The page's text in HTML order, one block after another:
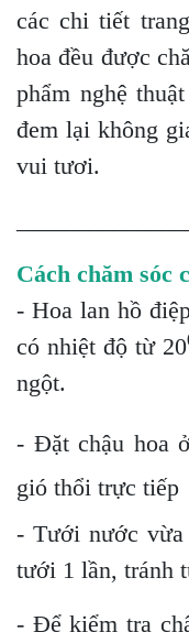
các chi tiết
hoa đều được
phẩm nghệ
đem lại không
vui tươi.
Cách chăm sóc
- Hoa lan hồ
có nhiệt độ từ 20
ngột.
- Đặt chậu hoa
gió thổi trực tiếp
- Tưới nước vừa
tưới 1 lần, tránh
- Để kiểm tra